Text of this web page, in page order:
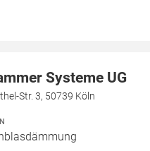
Systeme UG
Str. 3, 50739 Köln